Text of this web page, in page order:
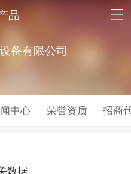
品
备有限公司
中心 荣誉资质 招商
数据